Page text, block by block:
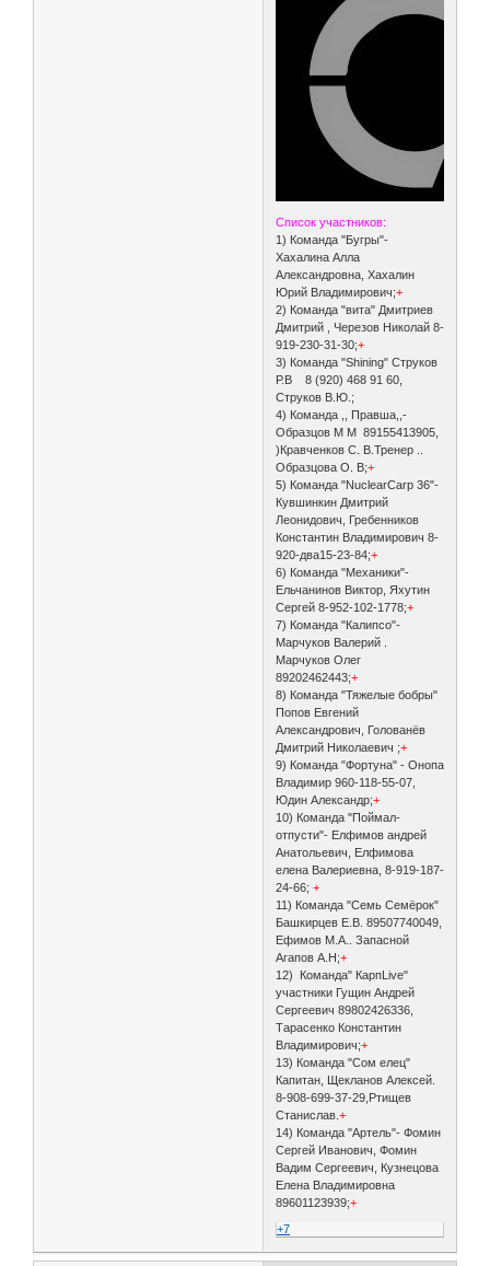
Список участников:
1) Команда "Бугры"-
Хахалина Алла
Александровна, Хахалин
Юрий Владимирович;+
2) Команда "вита" Дмитриев
Дмитрий , Черезов Николай 8-
919-230-31-30;+
3) Команда "Shining" Струков
Р.В 8 (920) 468 91 60,
Струков В.Ю.;
4) Команда ,, Правша,,-
Образцов М М 89155413905,
)Кравченков С. В.Тренер ..
Образцова О. В;+
5) Команда "NuclearCarp 36"-
Кувшинкин Дмитрий
Леонидович, Гребенников
Константин Владимирович 8-
920-два15-23-84;+
6) Команда "Механики"-
Ельчанинов Виктор, Яхутин
Сергей 8-952-102-1778;+
7) Команда "Калипсо"-
Марчуков Валерий .
Марчуков Олег
89202462443;+
8) Команда "Тяжелые бобры"
Попов Евгений
Александрович, Голованёв
Дмитрий Николаевич ;+
9) Команда "Фортуна" - Онопа
Владимир 960-118-55-07,
Юдин Александр;+
10) Команда "Поймал-
отпусти"- Елфимов андрей
Анатольевич, Елфимова
елена Валериевна, 8-919-187-
24-66;+
11) Команда "Семь Семёрок"
Башкирцев Е.В. 89507740049,
Ефимов М.А.. Запасной
Агапов А.Н;+
12) Команда" КарпLive"
участники Гущин Андрей
Сергеевич 89802426336,
Тарасенко Константин
Владимирович;+
13) Команда "Сом елец"
Капитан, Щекланов Алексей.
8-908-699-37-29,Ртищев
Станислав.+
14) Команда "Артель"- Фомин
Сергей Иванович, Фомин
Вадим Сергеевич, Кузнецова
Елена Владимировна
89601123939;+
+7